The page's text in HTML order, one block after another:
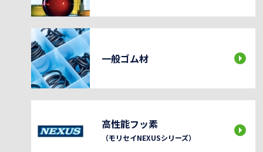
一般ゴム材
高性能フッ素
（モリセイNEXUSシリーズ）